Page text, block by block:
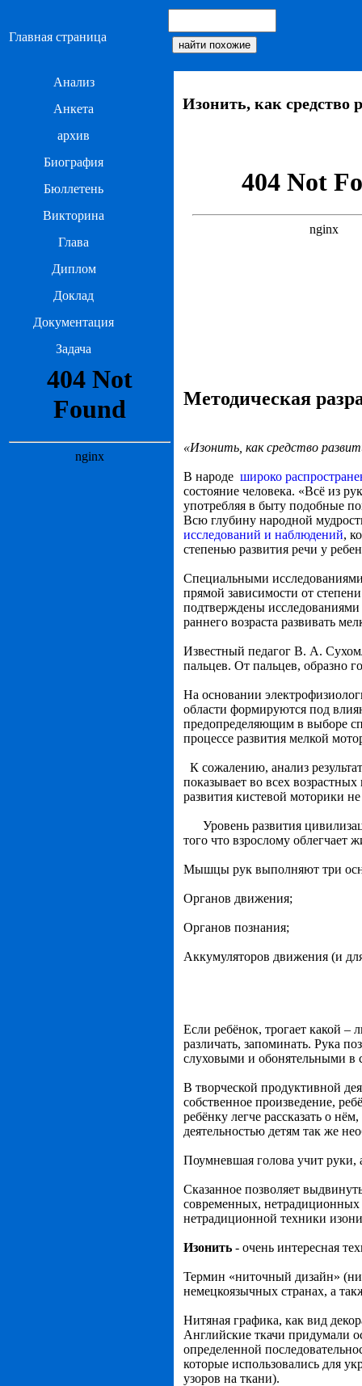
Главная страница
Анализ
Анкета
архив
Биография
Бюллетень
Викторина
Глава
Диплом
Доклад
Документация
Задача
Изонить, как средство
Методическая
«Изонить, как средство
В народе широко
состояние человека. «Всё из
употребляя в быту подобные
Всю глубину народной
исследований и наблюдений,
степенью развития речи у
Специальными
прямой зависимости от
подтверждены
раннего возраста развивать
Известный педагог В. А.
пальцев. От пальцев, образно
На основании
области формируются под
предопределяющим в выборе
процессе развития мелкой
К сожалению, анализ
показывает во всех
развития кистевой моторики
Уровень развития
того что взрослому облегчает
Мышцы рук выполняют три
Органов движения;
Органов познания;
Аккумуляторов движения (и
Если ребёнок, трогает какой
различать, запоминать. Рука
слуховыми и обонятельными в
В творческой продуктивной
собственное произведение,
ребёнку легче рассказать о
деятельностью детям так же
Поумневшая голова учит
Сказанное позволяет
современных, нетрадиционных
нетрадиционной техники
Изонить - очень интересная
Термин «ниточный дизайн»
немецкоязычных странах, а
Нитяная графика, как вид
Английские ткачи придумали
определенной
которые использовались для
узоров на ткани).